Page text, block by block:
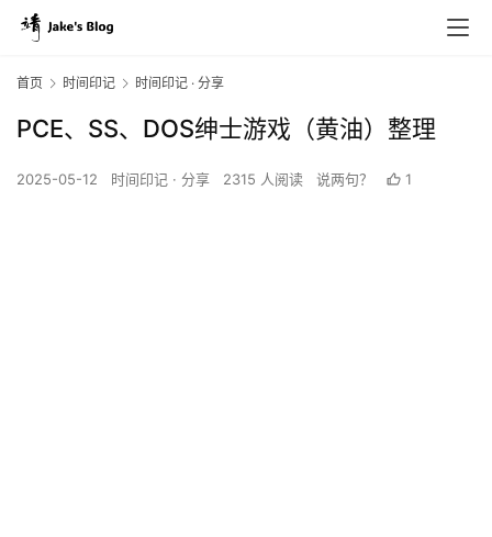
首页 时间印记 时间印记 · 分享
PCE、SS、DOS绅士游戏（黄油）整理
2025-05-12 时间印记 · 分享 2315 人阅读 说两句？ 1